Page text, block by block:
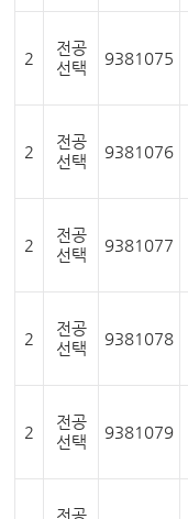
2
전공
선택
9381075
2
전공
선택
9381076
2
전공
선택
9381077
2
전공
선택
9381078
2
전공
선택
9381079
전공